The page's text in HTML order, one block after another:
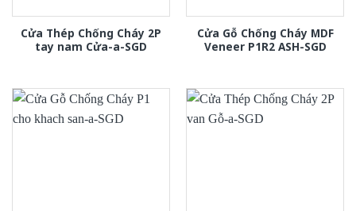
Cửa Thép Chống Cháy 2P
tay nam Cửa-a-SGD
Cửa Gỗ Chống Cháy MDF
Veneer P1R2 ASH-SGD